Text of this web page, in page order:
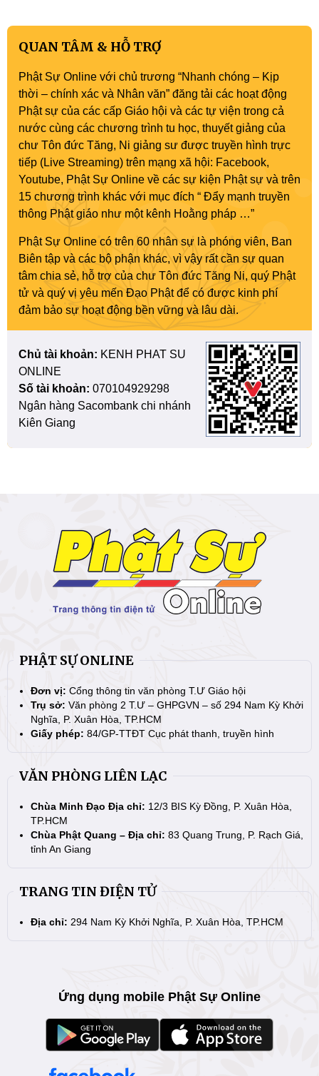
QUAN TÂM & HỖ TRỢ
Phật Sự Online với chủ trương “Nhanh chóng – Kịp
thời – chính xác và Nhân văn” đăng tải các hoạt động
Phật sự của các cấp Giáo hội và các tự viện trong cả
nước cùng các chương trình tu học, thuyết giảng của
chư Tôn đức Tăng, Ni giảng sư được truyền hình trực
tiếp (Live Streaming) trên mạng xã hội: Facebook,
Youtube, Phật Sự Online về các sự kiện Phật sự và trên
15 chương trình khác với mục đích “ Đẩy mạnh truyền
thông Phật giáo như một kênh Hoằng pháp …”
Phật Sự Online có trên 60 nhân sự là phóng viên, Ban
Biên tập và các bộ phận khác, vì vậy rất cần sự quan
tâm chia sẻ, hỗ trợ của chư Tôn đức Tăng Ni, quý Phật
tử và quý vị yêu mến Đạo Phật để có được kinh phí
đảm bảo sự hoạt động bền vững và lâu dài.
Chủ tài khoản: KENH PHAT SU
ONLINE
Số tài khoản: 070104929298
Ngân hàng Sacombank chi nhánh
Kiên Giang
PHẬT SỰ ONLINE
Đơn vị: Cổng thông tin văn phòng T.Ư Giáo hội
Trụ sở: Văn phòng 2 T.Ư – GHPGVN – số 294 Nam Kỳ Khởi
Nghĩa, P. Xuân Hòa, TP.HCM
Giấy phép: 84/GP-TTĐT Cục phát thanh, truyền hình
VĂN PHÒNG LIÊN LẠC
Chùa Minh Đạo Địa chỉ: 12/3 BIS Kỳ Đồng, P. Xuân Hòa,
TP.HCM
Chùa Phật Quang – Địa chỉ: 83 Quang Trung, P. Rạch Giá,
tỉnh An Giang
TRANG TIN ĐIỆN TỬ
Địa chỉ: 294 Nam Kỳ Khởi Nghĩa, P. Xuân Hòa, TP.HCM
Ứng dụng mobile Phật Sự Online